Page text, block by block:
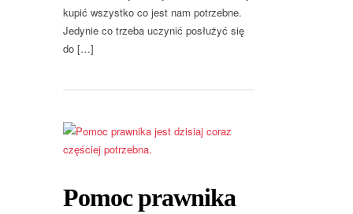
kupić wszystko co jest nam potrzebne.
Jedynie co trzeba uczynić posłużyć się
do […]
Pomoc prawnika